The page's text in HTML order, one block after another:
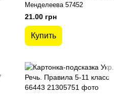
Менделеева 57452
21.00 грн
Купить